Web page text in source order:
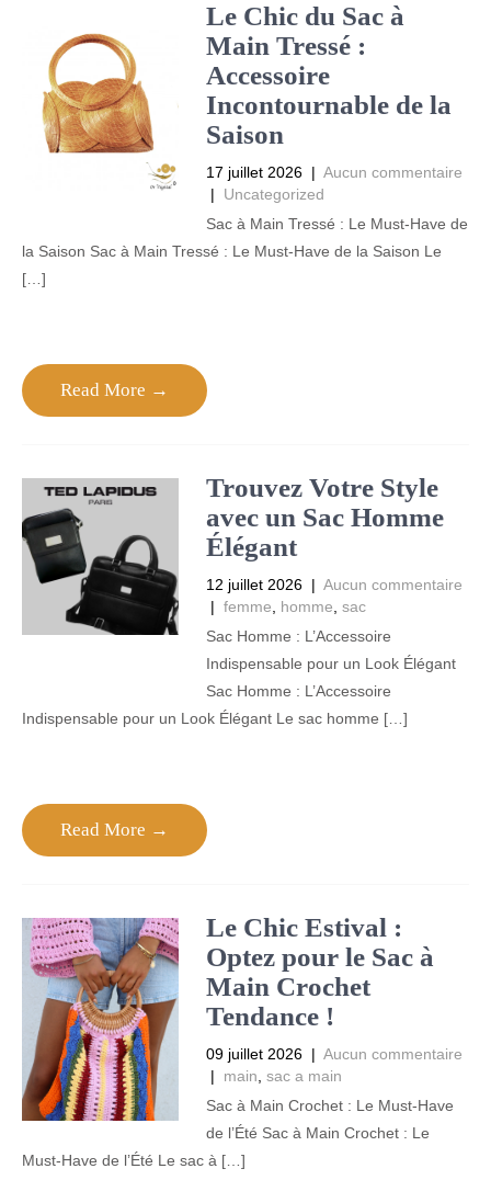
Le Chic du Sac à
Main Tressé :
Accessoire
Incontournable de la
Saison
17 juillet 2026 | Aucun commentaire
| Uncategorized
Sac à Main Tressé : Le Must-Have de
la Saison Sac à Main Tressé : Le Must-Have de la Saison Le
[…]
Read More →
Trouvez Votre Style
avec un Sac Homme
Élégant
12 juillet 2026 | Aucun commentaire
| femme homme sac
Sac Homme : L’Accessoire
Indispensable pour un Look Élégant
Sac Homme : L’Accessoire
Indispensable pour un Look Élégant Le sac homme […]
Read More →
Le Chic Estival :
Optez pour le Sac à
Main Crochet
Tendance !
09 juillet 2026 | Aucun commentaire
| main sac a main
Sac à Main Crochet : Le Must-Have
de l’Été Sac à Main Crochet : Le
Must-Have de l’Été Le sac à […]